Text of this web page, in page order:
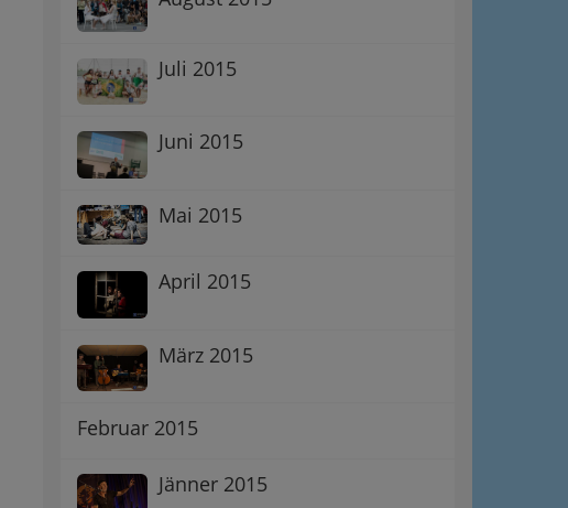
Juli 2015
Juni 2015
Mai 2015
April 2015
März 2015
Februar 2015
Jänner 2015